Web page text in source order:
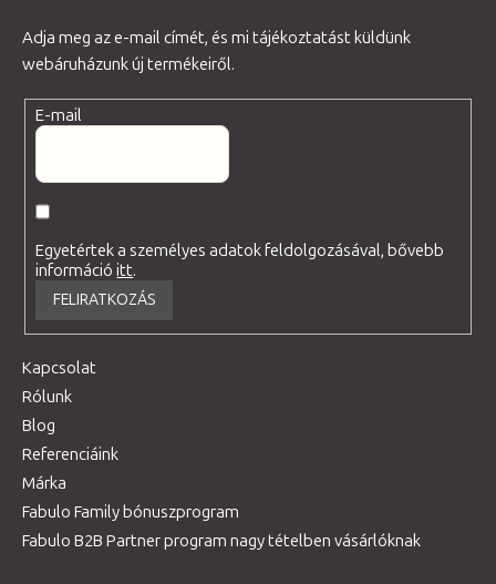
Adja meg az e-mail címét, és mi tájékoztatást küldünk
webáruházunk új termékeiről.
E-mail
Egyetértek a személyes adatok feldolgozásával, bővebb
információitt.
FELIRATKOZÁS
Kapcsolat
Rólunk
Blog
Referenciáink
Márka
Fabulo Family bónuszprogram
Fabulo B2B Partner program nagy tételben vásárlóknak